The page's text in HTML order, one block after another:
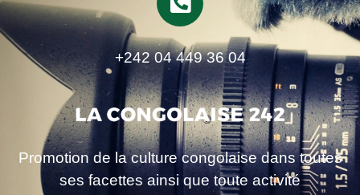
+242 04 449 36 04
Promotion de la culture congolaise dans toutes
ses facettes ainsi que toute activité